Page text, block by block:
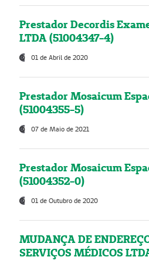
Prestador Decordis
LTDA (51004347-4)
01 de Abril de 2020
Prestador Mosaicum
(51004355-5)
07 de Maio de 2021
Prestador Mosaicum
(51004352-0)
01 de Outubro de 2020
MUDANÇA DE
SERVIÇOS MÉDICOS